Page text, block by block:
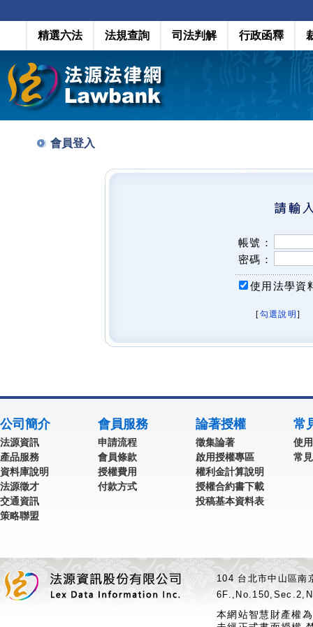
精選六法 法規查詢 司法判解 行政函釋
會員登入
帳號：
密碼：
使用法學資
[勾選說明 ]
公司簡介
法源資訊
產品服務
資料庫說明
法源徵才
交通資訊
策略聯盟
會員服務
申請流程
會員條款
授權費用
付款方式
論著授權
徵集論著
啟用授權專區
權利金計算說明
授權合約書下載
投稿基本資料表
常
使
常
104 台北市中山區
本網站智慧財產權